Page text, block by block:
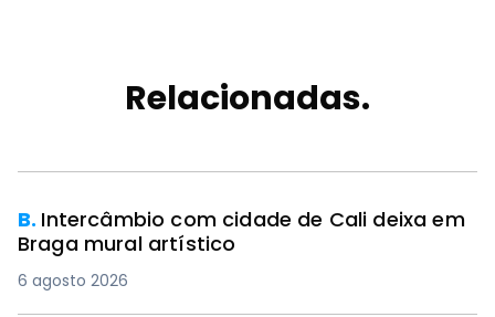
Relacionadas.
B. Intercâmbio com cidade de Cali deixa em
Braga mural artístico
6 agosto 2026